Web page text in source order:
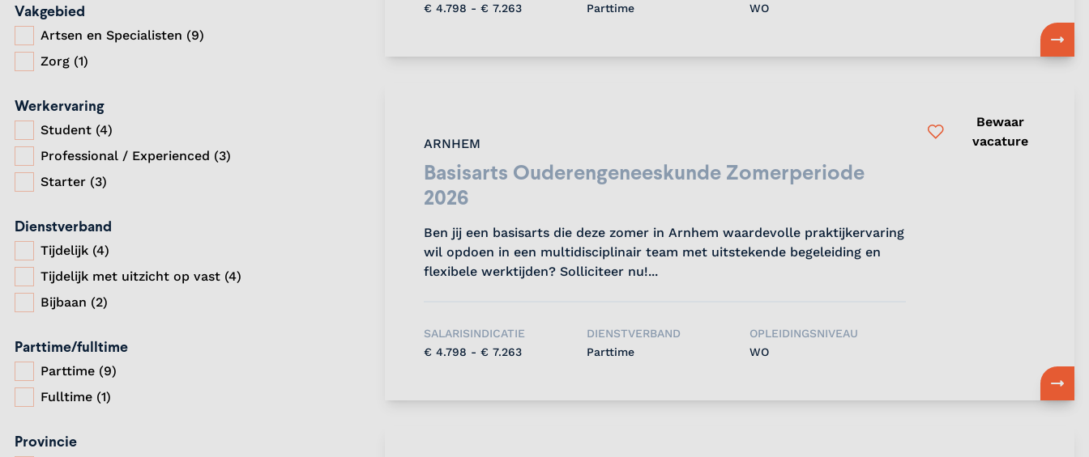
Vakgebied
Artsen en Specialisten (9)
Zorg (1)
Werkervaring
Student (4)
Professional / Experienced (3)
Starter (3)
Dienstverband
Tijdelijk (4)
Tijdelijk met uitzicht op vast (4)
Bijbaan (2)
Parttime/fulltime
Parttime (9)
Fulltime (1)
Provincie
€ 4.798 - € 7.263
Parttime
WO
ARNHEM
Basisarts Ouderengeneeskunde Zomerperiode
2026
Ben jij een basisarts die deze zomer in Arnhem waardevolle praktijkervaring
wil opdoen in een multidisciplinair team met uitstekende begeleiding en
flexibele werktijden? Solliciteer nu!...
SALARISINDICATIE
€ 4.798 - € 7.263
DIENSTVERBAND
Parttime
OPLEIDINGSNIVEAU
WO
Bewaar
vacature